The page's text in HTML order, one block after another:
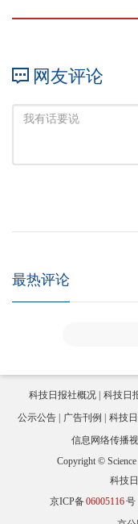
网友评论
最热评论
科技日报社概况 科技日
公示公告
广告刊例 科技
信息网络传播
Copyright ©
科技
京ICP备06005116号